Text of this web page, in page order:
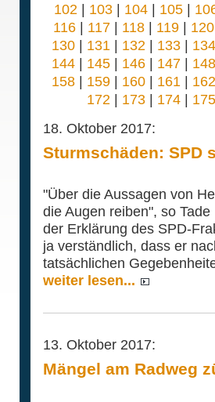
102 | 103 | 104 | 105 |
116| 117| 118| 119| 120
130| 131 | 132 | 133| 134
144| 145| 146| 147| 148
158| 159| 160| 161 | 162
172 | 173| 174| 175
18. Oktober 2017:
Sturmschäden: SPD
"Über die Aussagen von
die Augen reiben", so
der Erklärung des SPD-
ja verständlich, dass er
tatsächlichen
weiter lesen...
13. Oktober 2017:
Mängel am Radweg